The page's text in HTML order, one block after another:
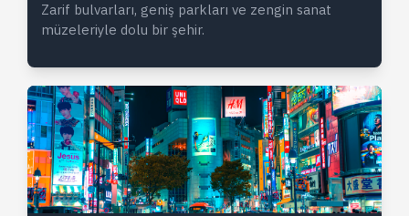
Zarif bulvarları, geniş parkları ve zengin sanat
müzeleriyle dolu bir şehir.